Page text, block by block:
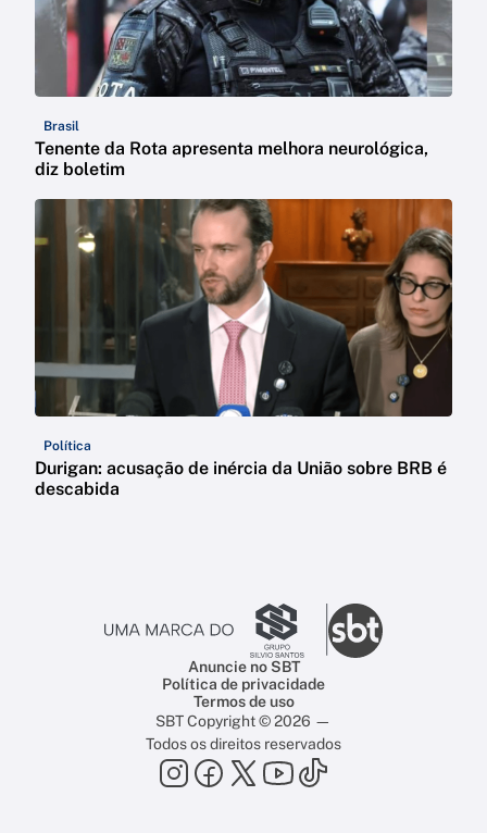
Brasil
Tenente da Rota apresenta melhora neurológica,
diz boletim
Política
Durigan: acusação de inércia da União sobre BRB é
descabida
Anuncie no SBT
Política de privacidade
Termos de uso
SBT Copyright © 2026 —
Todos os direitos reservados